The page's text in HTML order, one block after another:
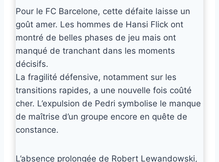
Pour le FC Barcelone, cette défaite laisse un
goût amer. Les hommes de Hansi Flick ont
montré de belles phases de jeu mais ont
manqué de tranchant dans les moments
décisifs.
La fragilité défensive, notamment sur les
transitions rapides, a une nouvelle fois coûté
cher. L’expulsion de Pedri symbolise le manque
de maîtrise d’un groupe encore en quête de
constance.
L’absence prolongée de Robert Lewandowski,